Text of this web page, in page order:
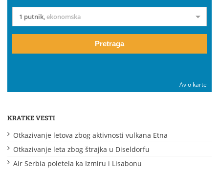
1 putnik,ekonomska
Pretraga
Avio karte
KRATKE VESTI
Otkazivanje letova zbog aktivnosti vulkana Etna
Otkazivanje leta zbog štrajka u Diseldorfu
Air Serbia poletela ka Izmiru i Lisabonu